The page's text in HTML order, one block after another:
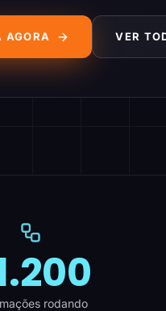
AGORA VER
rodando